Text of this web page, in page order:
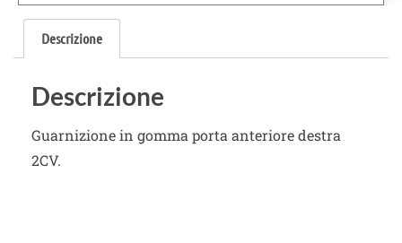
Descrizione
Descrizione
Guarnizione in gomma porta anteriore destra
2CV.